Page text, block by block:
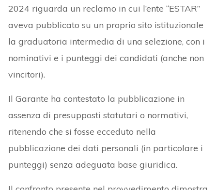
2024 riguarda un reclamo in cui l’ente “ESTAR”
aveva pubblicato su un proprio sito istituzionale
la graduatoria intermedia di una selezione, con i
nominativi e i punteggi dei candidati (anche non
vincitori).
Il Garante ha contestato la pubblicazione in
assenza di presupposti statutari o normativi,
ritenendo che si fosse ecceduto nella
pubblicazione dei dati personali (in particolare i
punteggi) senza adeguata base giuridica.